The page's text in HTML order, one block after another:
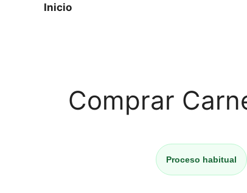
Inicio
Comprar
Proceso habitual